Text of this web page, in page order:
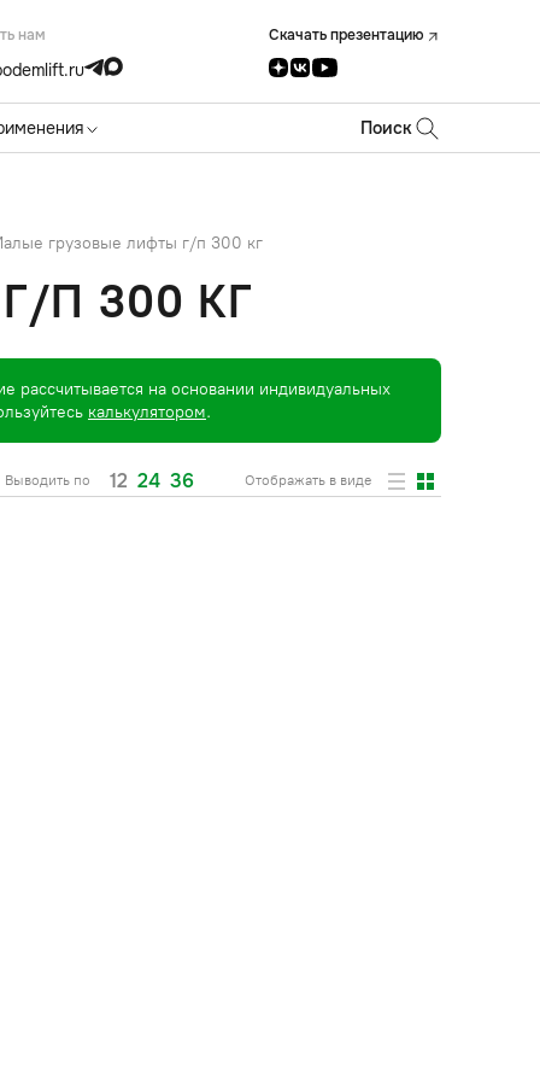
нам Скачать презентацию
Поиск
грузовые лифты г/п 300 кг
П 300 КГ
рассчитывается на основании индивидуальных
калькулятором.
Выводить по 12 24 36 Отображать в виде